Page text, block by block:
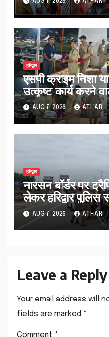
AUG 7, 2026 ATHAR
हरिद्वार
एसपी क्राइम निशा
उत्कृष्ट कार्य करने
AUG 7, 2026 ATHAR
हरिद्वार
नारसन बॉर्डर पर
लेकर हरिद्वार
रहे कांवड़ियों को सही
AUG 7, 2026 ATHAR
Leave a Reply
Your email address will
fields are marked *
Comment *